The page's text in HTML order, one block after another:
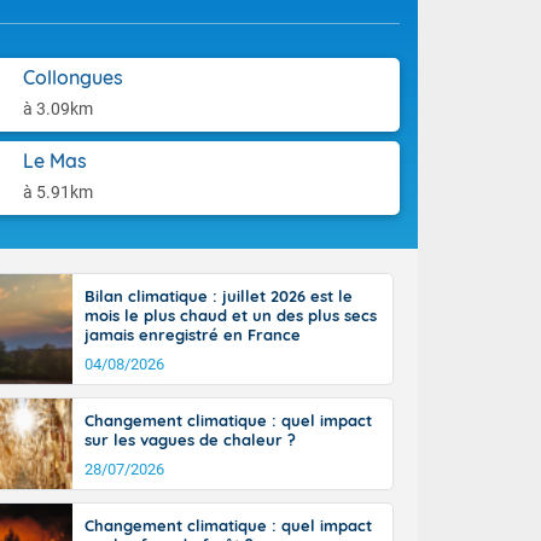
Collongues
à 3.09km
Le Mas
à 5.91km
8 à 13
26 sur le
le sud-
Bilan climatique : juillet 2026 est le
mois le plus chaud et un des plus secs
jamais enregistré en France
04/08/2026
Changement climatique : quel impact
sur les vagues de chaleur ?
28/07/2026
Changement climatique : quel impact